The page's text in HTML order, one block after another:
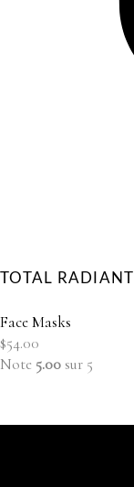
TOTAL RADIANT
Face Masks
$54.00
Note 5.00 sur 5